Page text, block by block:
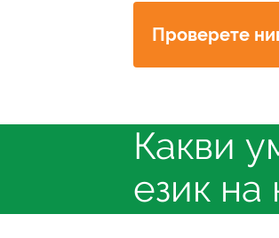
Проверете
Какви
език на